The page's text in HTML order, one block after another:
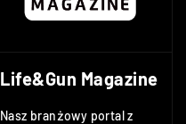
Life&Gun Magazine
Nasz branżowy portal z